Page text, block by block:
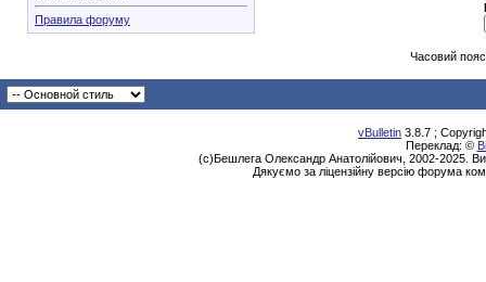
Правила форуму
Часовий
vBulletin 3.8.7 ;
Переклад: ©
(с)Бешлега Олександр Анатолійович, 2002-2025.
Дякуємо за ліцензійну версію форума